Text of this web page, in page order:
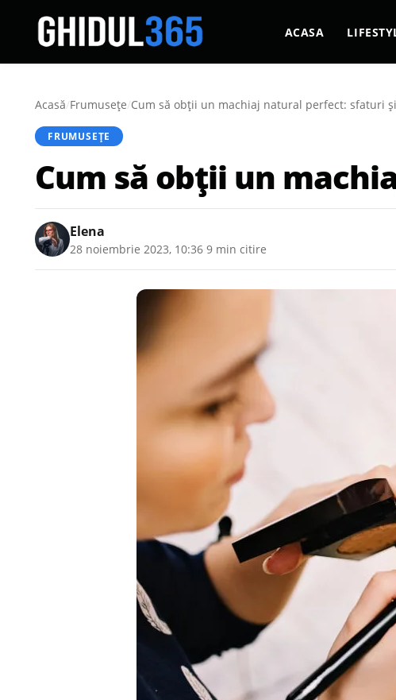
ACASA
Acasă/Frumusețe/Cum să obții un machiaj natural perfect: sfaturi
FRUMUSEȚE
Cum să obții un
Elena
28 noiembrie 2023, 10:36 9 min citire